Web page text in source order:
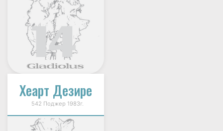
Хеарт Дезире
542 Поджер 1983г.